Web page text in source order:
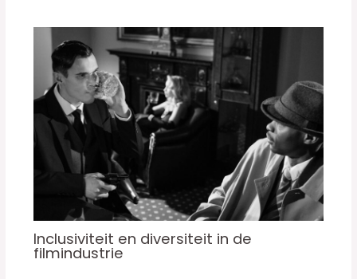
Inclusiviteit en diversiteit in de
filmindustrie